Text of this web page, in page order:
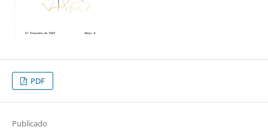
PDF
Publicado